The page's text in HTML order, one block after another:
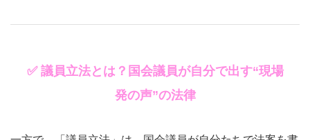
✅ 議員立法とは？国会議員が自分で出す“現場
発の声”の法律